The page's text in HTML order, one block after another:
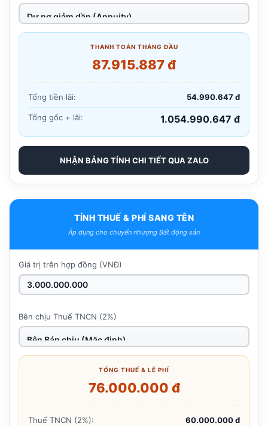
THANH TOÁN THÁNG ĐẦU
87.915.887 đ
Tổng tiền lãi: 54.990.647 đ
Tổng gốc + lãi: 1.054.990.647 đ
NHẬN BẢNG TÍNH CHI TIẾT QUA ZALO
TÍNH THUẾ & PHÍ SANG TÊN
Áp dụng cho chuyển nhượng Bất động sản
Giá trị trên hợp đồng (VNĐ)
Bên chịu Thuế TNCN (2%)
TỔNG THUẾ & LỆ PHÍ
76.000.000 đ
Thuế TNCN (2%):
60.000.000 đ